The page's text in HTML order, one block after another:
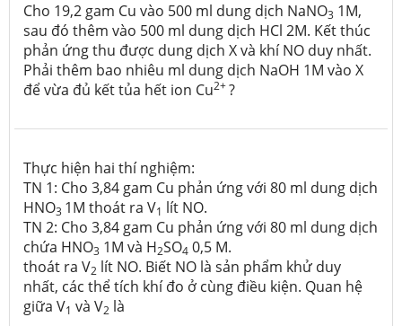
Cho 19,2 gam Cu vào 500 ml dung dịch NaNO3 1M,
sau đó thêm vào 500 ml dung dịch HCl 2M. Kết thúc
phản ứng thu được dung dịch X và khí NO duy nhất.
Phải thêm bao nhiêu ml dung dịch NaOH 1M vào X
để vừa đủ kết tủa hết ion Cu2+?
Thực hiện hai thí nghiệm:
TN 1: Cho 3,84 gam Cu phản ứng với 80 ml dung dịch
HNO3 1M thoát ra V1 lít NO.
TN 2: Cho 3,84 gam Cu phản ứng với 80 ml dung dịch
chứa HNO3 1M và H2SO4 0,5 M.
thoát ra V2 lít NO. Biết NO là sản phẩm khử duy
nhất, các thể tích khí đo ở cùng điều kiện. Quan hệ
giữa V1 và V2 là